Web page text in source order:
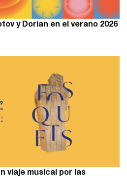
y Dorian en el verano 2026
viaje musical por las